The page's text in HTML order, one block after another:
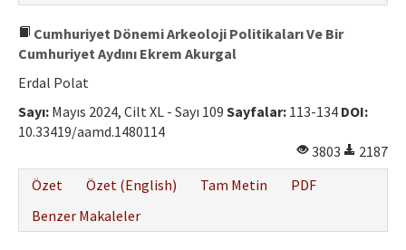
Cumhuriyet Dönemi Arkeoloji Politikaları Ve Bir
Cumhuriyet Aydını Ekrem Akurgal
Erdal Polat
Sayı: Mayıs 2024, Cilt XL - Sayı 109 Sayfalar: 113-134 DOI:
10.33419/aamd.1480114
3803
2187
Özet
Özet (English) Tam Metin
PDF
Benzer Makaleler